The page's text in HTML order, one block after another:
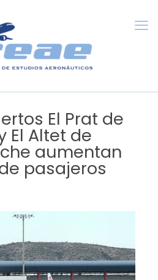
El Prat de
El Altet de
aumentan
pasajeros